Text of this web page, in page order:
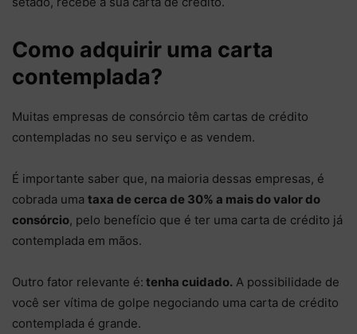
Como adquirir uma carta
contemplada?
Muitas empresas de consórcio têm cartas de crédito
contempladas no seu serviço e as vendem.
É importante saber que, na maioria dessas empresas, é
cobrada uma taxa de cerca de 30% a mais do valor do
consórcio, pelo benefício que é ter uma carta de crédito já
contemplada em mãos.
Outro fator relevante é: tenha cuidado. A possibilidade de
você ser vítima de golpe negociando uma carta de crédito
contemplada é grande.